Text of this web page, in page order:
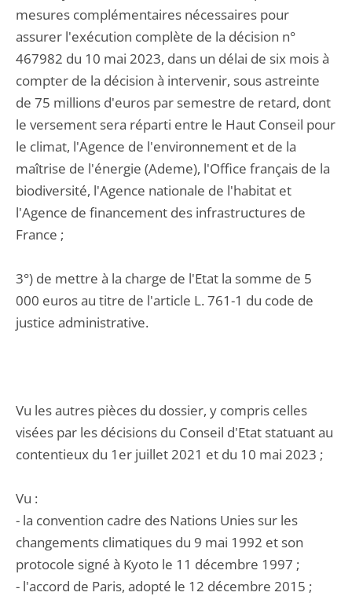
mesures complémentaires nécessaires pour
assurer l'exécution complète de la décision n°
467982 du 10 mai 2023, dans un délai de six mois à
compter de la décision à intervenir, sous astreinte
de 75 millions d'euros par semestre de retard, dont
le versement sera réparti entre le Haut Conseil pour
le climat, l'Agence de l'environnement et de la
maîtrise de l'énergie (Ademe), l'Office français de la
biodiversité, l'Agence nationale de l'habitat et
l'Agence de financement des infrastructures de
France ;
3°) de mettre à la charge de l'Etat la somme de 5
000 euros au titre de l'article L. 761-1 du code de
justice administrative.
Vu les autres pièces du dossier, y compris celles
visées par les décisions du Conseil d'Etat statuant au
contentieux du 1er juillet 2021 et du 10 mai 2023 ;
Vu :
- la convention cadre des Nations Unies sur les
changements climatiques du 9 mai 1992 et son
protocole signé à Kyoto le 11 décembre 1997 ;
- l'accord de Paris, adopté le 12 décembre 2015 ;